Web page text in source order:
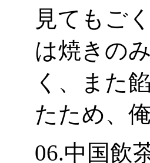
見てもご
は焼きの
く、また
たため、
06.中国飲